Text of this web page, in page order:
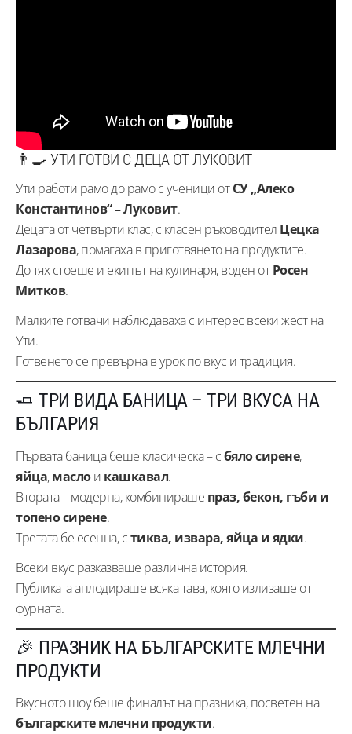
👨‍🍳 УТИ ГОТВИ С ДЕЦА ОТ ЛУКОВИТ
Ути работи рамо до рамо с ученици отСУ „Алеко
Константинов“ – Луковит.
Децата от четвърти клас, с класен ръководител Цецка
Лазарова, помагаха в приготвянето на продуктите.
До тях стоеше и екипът на кулинаря, воден отРосен
Митков.
Малките готвачи наблюдаваха с интерес всеки жест на
Ути.
Готвенето се превърна в урок по вкус и традиция.
🧈 ТРИ ВИДА БАНИЦА – ТРИ ВКУСА НА
БЪЛГАРИЯ
Първата баница беше класическа – сбяло сирене,
яйца,маслои кашкавал.
Втората – модерна, комбинираше праз, бекон, гъби и
топено сирене.
Третата бе есенна, стиква, извара, яйца и ядки.
Всеки вкус разказваше различна история.
Публиката аплодираше всяка тава, която излизаше от
фурната.
🎉 ПРАЗНИК НА БЪЛГАРСКИТЕ МЛЕЧНИ
ПРОДУКТИ
Вкусното шоу беше финалът на празника, посветен на
българските млечни продукти.